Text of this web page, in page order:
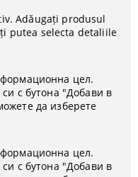
Adăugați produsul
putea selecta detaliile
цел.
с бутона "Добави в
да изберете
цел.
с бутона "Добави в